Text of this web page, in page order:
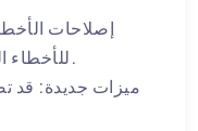
إصلاحات
للأخطاء التي قد تؤثر على أداء التطبيق.
ميزات جديدة: قد